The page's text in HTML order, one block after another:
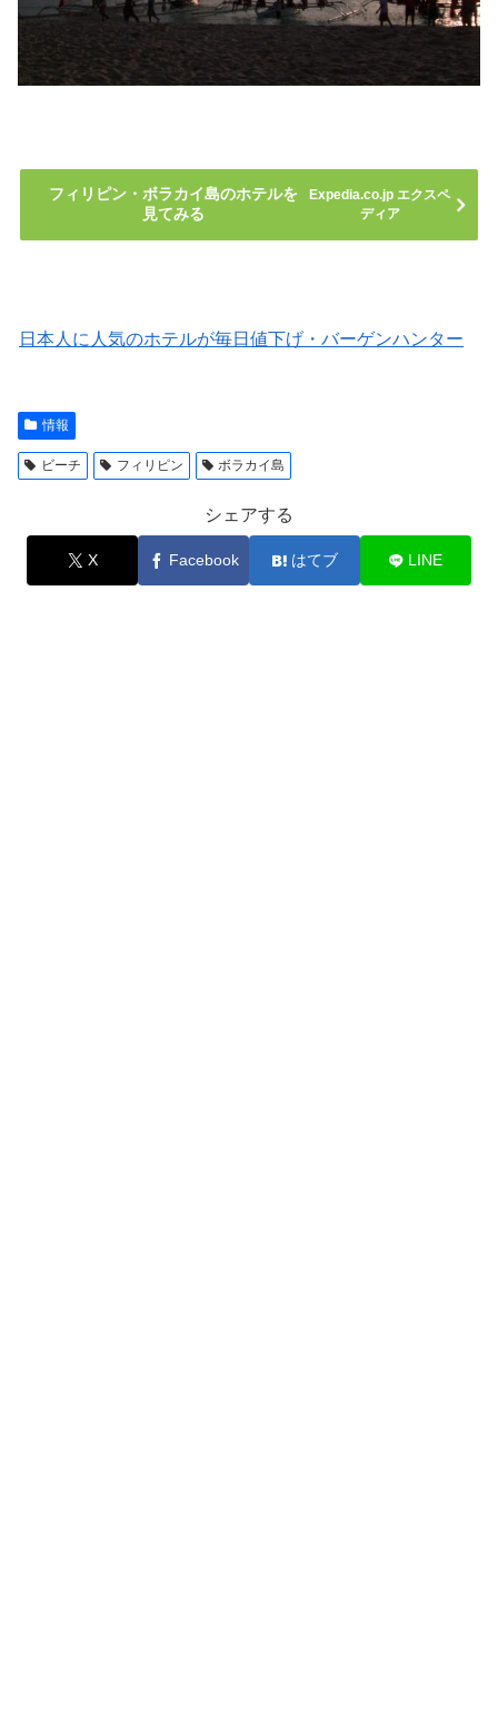
フィリピン・ボラカイ島のホテルを
見てみる
Expedia.co.jp エクスペ
ディア
日本人に人気のホテルが毎日値下げ・バーゲンハンター
情報
ビーチ フィリピン ボラカイ島
シェアする
X Facebook はてブ LINE